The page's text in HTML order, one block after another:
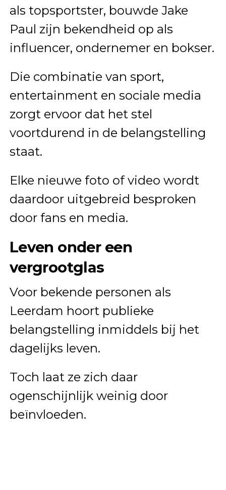
als topsportster, bouwde Jake
Paul zijn bekendheid op als
influencer, ondernemer en bokser.
Die combinatie van sport,
entertainment en sociale media
zorgt ervoor dat het stel
voortdurend in de belangstelling
staat.
Elke nieuwe foto of video wordt
daardoor uitgebreid besproken
door fans en media.
Leven onder een
vergrootglas
Voor bekende personen als
Leerdam hoort publieke
belangstelling inmiddels bij het
dagelijks leven.
Toch laat ze zich daar
ogenschijnlijk weinig door
beïnvloeden.